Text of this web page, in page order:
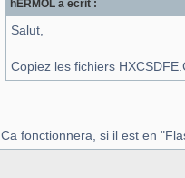
hERMOL a écrit :
Salut,
Copiez les fichiers
Ca fonctionnera, si il est en